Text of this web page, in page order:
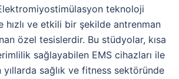
teknoloji
hızlı ve etkili bir şekilde antrenman
özel tesislerdir. Bu stüdyolar, kısa
sağlayabilen EMS cihazları ile
yıllarda sağlık ve fitness sektöründe